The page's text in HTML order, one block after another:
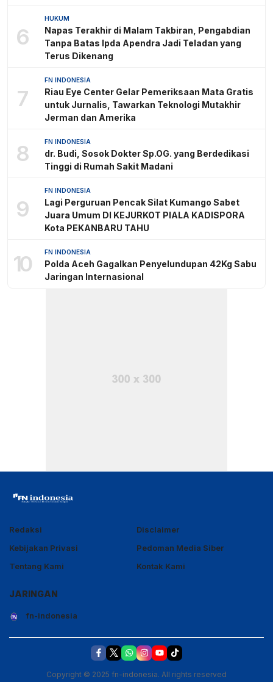
6
HUKUM
Napas Terakhir di Malam Takbiran, Pengabdian
Tanpa Batas Ipda Apendra Jadi Teladan yang
Terus Dikenang
7
FN INDONESIA
Riau Eye Center Gelar Pemeriksaan Mata Gratis
untuk Jurnalis, Tawarkan Teknologi Mutakhir
Jerman dan Amerika
8 FN INDONESIA
dr. Budi, Sosok Dokter Sp.OG. yang Berdedikasi
Tinggi di Rumah Sakit Madani
9
FN INDONESIA
Lagi Perguruan Pencak Silat Kumango Sabet
Juara Umum DI KEJURKOT PIALA KADISPORA
Kota PEKANBARU TAHU
10 FN INDONESIA
Polda Aceh Gagalkan Penyelundupan 42Kg Sabu
Jaringan Internasional
Redaksi
Disclaimer
Kebijakan Privasi
Pedoman Media Siber
Tentang Kami
Kontak Kami
JARINGAN
fn-indonesia
Copyright © 2025 fn-indonesia. All rights reserved